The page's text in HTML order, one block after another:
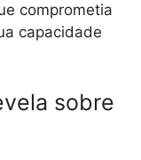
comprometia
capacidade
sobre